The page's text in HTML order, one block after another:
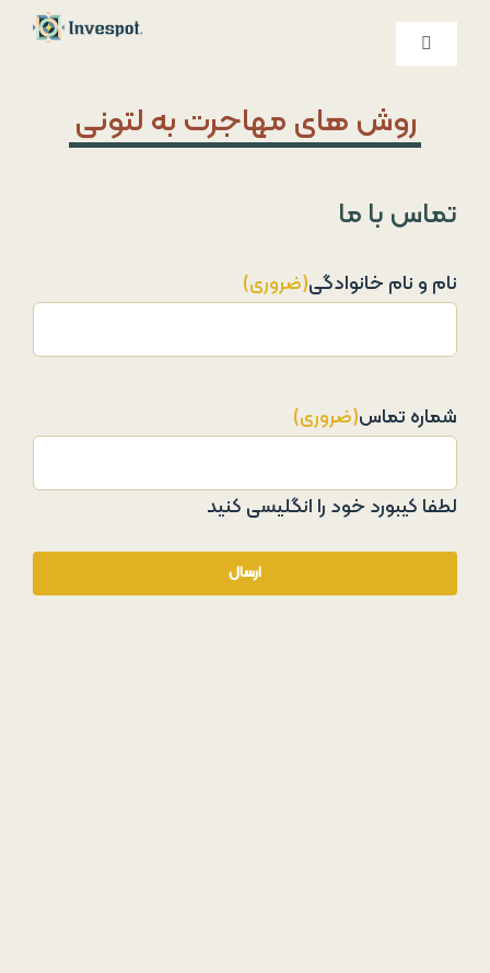
Skip
کنترلر
روش های مهاجرت به لتونی
تماس با ما
نام و نام خانوادگی(ضروری)
شماره تماس(ضروری)
لطفا کیبورد خود را انگلیسی کنید